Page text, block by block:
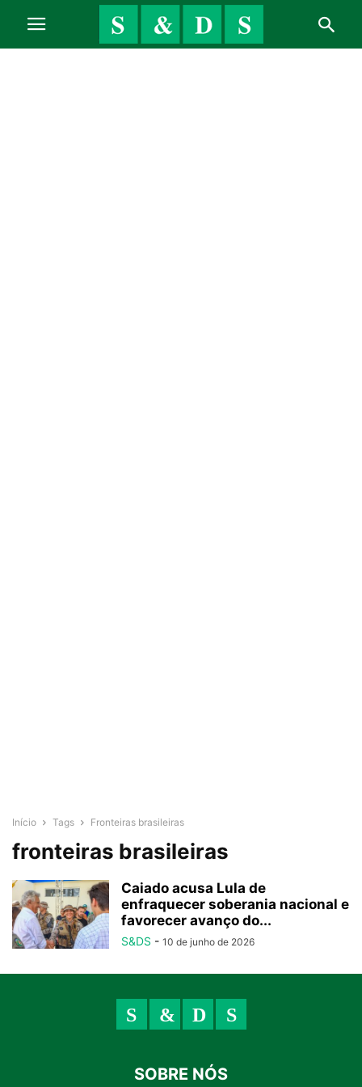
Início Tags Fronteiras brasileiras
fronteiras brasileiras
Caiado acusa Lula de
enfraquecer soberania nacional e
favorecer avanço do...
S&DS - 10 de junho de 2026
SOBRE NÓS